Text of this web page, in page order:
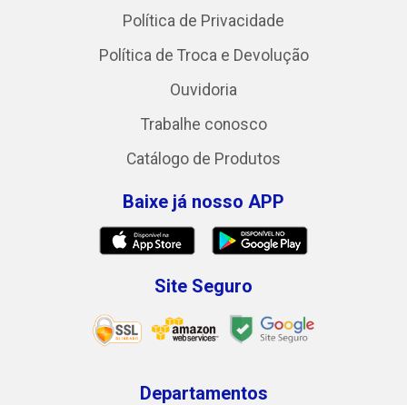
Política de Privacidade
Política de Troca e Devolução
Ouvidoria
Trabalhe conosco
Catálogo de Produtos
Baixe já nosso APP
Site Seguro
Departamentos